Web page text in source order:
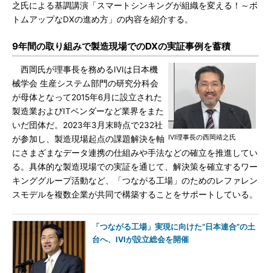
之氏による基調講演「スマートシンキングが組織を変える！～ボ
トムアップなDXの進め方」の内容を紹介する。
9年間の取り組みで製造現場でのDXの実証事例を蓄積
IVI理事長の西岡靖之氏
西岡氏が理事長を務めるIVIは日本機
械学会 生産システム部門の研究分科会
が母体となって2015年6月に設立された
製造業およびITベンダーなど業界をまた
いだ団体だ。2023年3月末時点で232社
が参加し、製造現場起点の課題解決を軸
にさまざまなデータ連携の仕組みや手法などの確立を推進してい
る。具体的な製造現場での実証を通じて、解決策を確立するワー
キンググループ活動など、「つながる工場」のためのレファレン
スモデルを複数企業が共同で構築することをサポートしている。
「つながる工場」実現に向けた“日本連合”の土
台へ、IVIが設立総会を開催